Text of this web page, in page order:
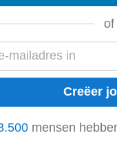
verkoopmedewerker
gereedschap...
Verkoopmedewerker
collega's...
of
mensen